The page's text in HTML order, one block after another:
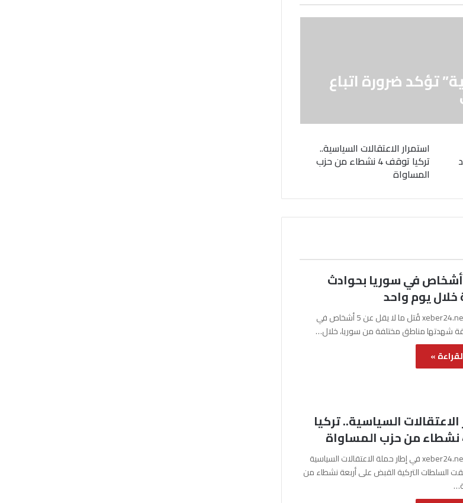
تؤكد ضرورة اتباع
استمرار الاعتقالات السياسية..
تركيا توقف 4 نشطاء من حزب
المساواة
5 أشخاص في سوريا بحوادث
يوم واحد
آفرين علو ـ xeber24.net قُتل ما لا يقل عن 5 أشخاص في
شهدتها مناطق مختلفة من سوريا، خلال…
»
السياسية.. تركيا
آفرين علو ـ xeber24.net في إطار حملة الاعتقالات السياسية
السلطات التركية القبض على أربعة نشطاء من